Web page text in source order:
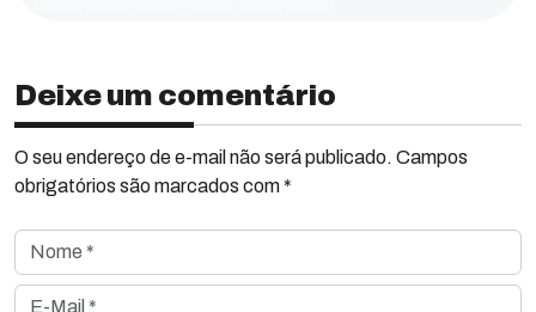
Deixe um comentário
O seu endereço de e-mail não será publicado. Campos
obrigatórios são marcados com *
Nome *
E-Mail *